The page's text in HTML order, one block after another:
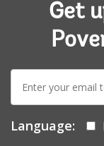
Get
mail:
Language: